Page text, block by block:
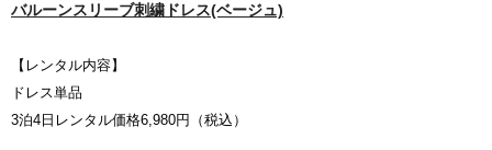
バルーンスリーブ刺繍ドレス(ベージュ)
【レンタル内容】
ドレス単品
3泊4日レンタル価格6,980円（税込）